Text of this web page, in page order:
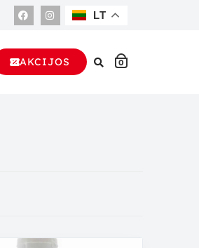
LT
AKCIJOS 0